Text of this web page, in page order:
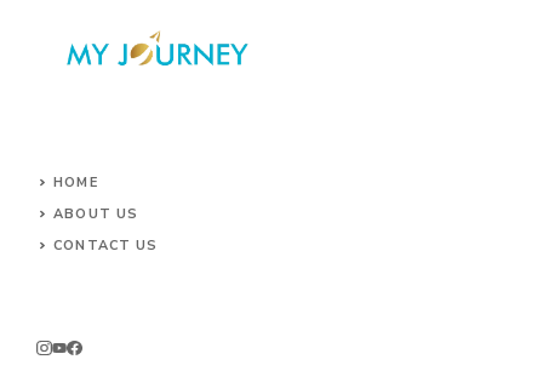
HOME
ABOUT US
CONTACT US